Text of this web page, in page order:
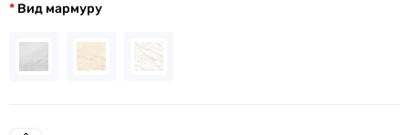
Вид мармуру